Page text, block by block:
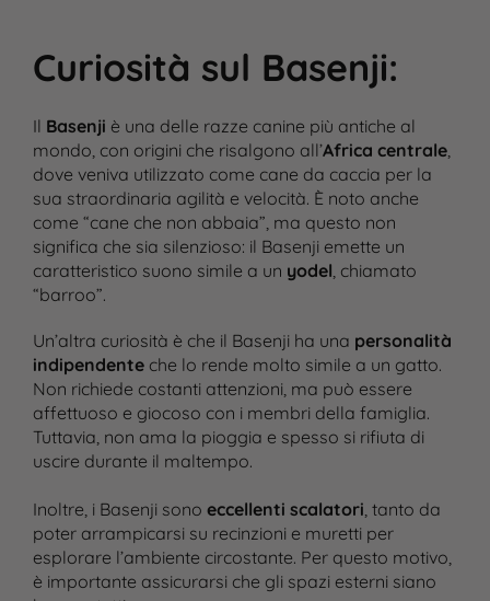
Curiosità sul Basenji:
Il Basenji è una delle razze canine più antiche al
mondo, con origini che risalgono all’Africa centrale,
dove veniva utilizzato come cane da caccia per la
sua straordinaria agilità e velocità. È noto anche
come “cane che non abbaia”, ma questo non
significa che sia silenzioso: il Basenji emette un
caratteristico suono simile a un yodel, chiamato
“barroo”​.
Un’altra curiosità è che il Basenji ha una personalità
indipendenteche lo rende molto simile a un gatto.
Non richiede costanti attenzioni, ma può essere
affettuoso e giocoso con i membri della famiglia.
Tuttavia, non ama la pioggia e spesso si rifiuta di
uscire durante il maltempo​.
Inoltre, i Basenji sono eccellenti scalatori, tanto da
poter arrampicarsi su recinzioni e muretti per
esplorare l’ambiente circostante. Per questo motivo,
è importante assicurarsi che gli spazi esterni siano